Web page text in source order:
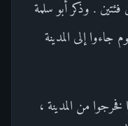
فئتين . وذكر أبو سلمة
جاءوا إلى المدينة
فخرجوا من المدينة ،